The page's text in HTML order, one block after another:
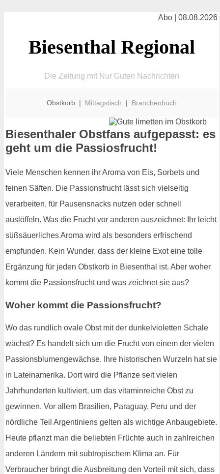
Abo | 08.08.2026
Biesenthal Regional
Die Zeitung mit Nur Guten Nachrichten
Obstkorb | Mittagstisch | Branchenbuch
Biesenthaler Obstfans aufgepasst: es
geht um die Passiosfrucht!
Viele Menschen kennen ihr Aroma von Eis, Sorbets und
feinen Säften. Die Passionsfrucht lässt sich vielseitig
verarbeiten, für Pausensnacks nutzen oder schnell
auslöffeln. Was die Frucht vor anderen auszeichnet: Ihr leicht
süßsäuerliches Aroma wird als besonders erfrischend
empfunden. Kein Wunder, dass der kleine Exot eine tolle
Ergänzung für jeden Obstkorb in Biesenthal ist. Aber woher
kommt die Passionsfrucht und was zeichnet sie aus?
Woher kommt die Passionsfrucht?
Wo das rundlich ovale Obst mit der dunkelvioletten Schale
wächst? Es handelt sich um die Frucht von einem der vielen
Passionsblumengewächse. Ihre historischen Wurzeln hat sie
in Lateinamerika. Dort wird die Pflanze seit vielen
Jahrhunderten kultiviert, um das vitaminreiche Obst zu
gewinnen. Vor allem Brasilien, Paraguay, Peru und der
nördliche Teil Argentiniens gelten als wichtige Anbaugebiete.
Heute pflanzt man die beliebten Früchte auch in zahlreichen
anderen Ländern mit subtropischem Klima an. Für
Verbraucher bringt die Ausbreitung den Vorteil mit sich, dass